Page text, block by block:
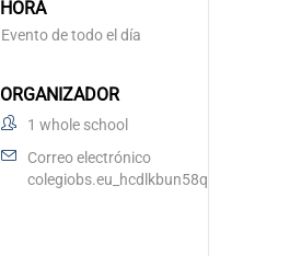
HORA
Evento de todo el día
ORGANIZADOR
1 whole school
Correo electrónico